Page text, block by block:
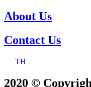
About Us
Contact Us
TH
2020 ©